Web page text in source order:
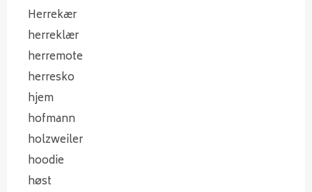
Herrekær
herreklær
herremote
herresko
hjem
hofmann
holzweiler
hoodie
høst